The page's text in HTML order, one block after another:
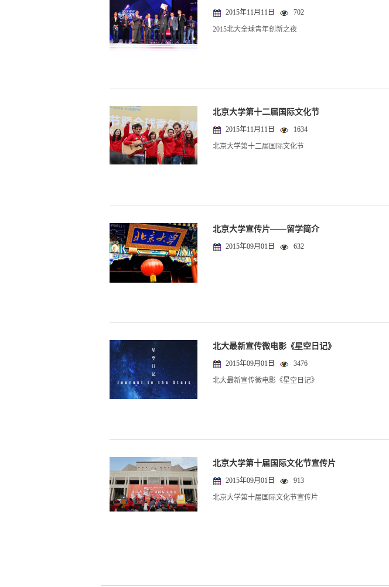
2015年11月11日 702
2015北大全球青年创新之夜
北京大学第十二届国际文化节
2015年11月11日 1634
北京大学第十二届国际文化节
北京大学宣传片——留学简介
2015年09月01日 632
北大最新宣传微电影《星空日记》
2015年09月01日 3476
北大最新宣传微电影《星空日记》
北京大学第十届国际文化节宣传片
2015年09月01日 913
北京大学第十届国际文化节宣传片